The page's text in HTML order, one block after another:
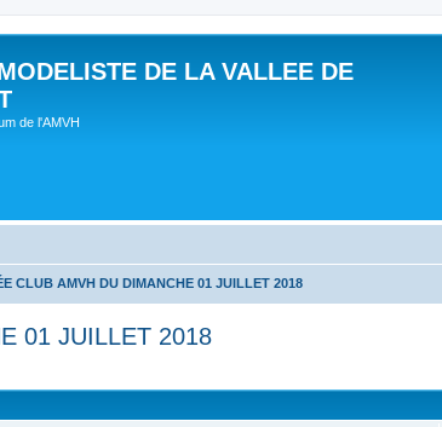
DE LA VALLEE DE
de l'AMVH
CLUB AMVH DU DIMANCHE 01 JUILLET 2018
01 JUILLET 2018